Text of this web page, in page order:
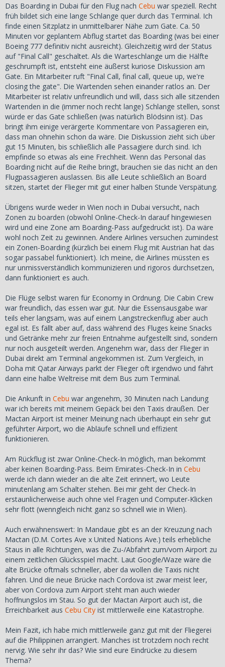
Das Boarding in Dubai für den Flug nach Cebu war speziell. Recht
früh bildet sich eine lange Schlange quer durch das Terminal. Ich
finde einen Sitzplatz in unmittelbarer Nähe zum Gate. Ca. 50
Minuten vor geplantem Abflug startet das Boarding (was bei einer
Boeing 777 definitiv nicht ausreicht). Gleichzeitig wird der Status
auf "Final Call" geschaltet. Als die Warteschlange um die Hälfte
geschrumpft ist, entsteht eine äußerst kuriose Diskussion am
Gate. Ein Mitarbeiter ruft "Final Call, final call, queue up, we're
closing the gate". Die Wartenden sehen einander ratlos an. Der
Mitarbeiter ist relativ unfreundlich und will, dass sich alle sitzenden
Wartenden in die (immer noch recht lange) Schlange stellen, sonst
würde er das Gate schließen (was natürlich Blödsinn ist). Das
bringt ihm einige verärgerte Kommentare von Passagieren ein,
dass man ohnehin schon da wäre. Die Diskussion zieht sich über
gut 15 Minuten, bis schließlich alle Passagiere durch sind. Ich
empfinde so etwas als eine Frechheit. Wenn das Personal das
Boarding nicht auf die Reihe bringt, brauchen sie das nicht an den
Flugpassagieren auslassen. Bis alle Leute schließlich an Board
sitzen, startet der Flieger mit gut einer halben Stunde Verspätung.
Übrigens wurde weder in Wien noch in Dubai versucht, nach
Zonen zu boarden (obwohl Online-Check-In darauf hingewiesen
wird und eine Zone am Boarding-Pass aufgedruckt ist). Da wäre
wohl noch Zeit zu gewinnen. Andere Airlines versuchen zumindest
ein Zonen-Boarding (kürzlich bei einem Flug mit Austrian hat das
sogar passabel funktioniert). Ich meine, die Airlines müssten es
nur unmissverständlich kommunizieren und rigoros durchsetzen,
dann funktioniert es auch.
Die Flüge selbst waren für Economy in Ordnung. Die Cabin Crew
war freundlich, das essen war gut. Nur die Essensausgabe war
teils eher langsam, was auf einem Langstreckenflug aber auch
egal ist. Es fällt aber auf, dass während des Fluges keine Snacks
und Getränke mehr zur freien Entnahme aufgestellt sind, sondern
nur noch ausgeteilt werden. Angenehm war, dass der Flieger in
Dubai direkt am Terminal angekommen ist. Zum Vergleich, in
Doha mit Qatar Airways parkt der Flieger oft irgendwo und fährt
dann eine halbe Weltreise mit dem Bus zum Terminal.
Die Ankunft in Cebu war angenehm, 30 Minuten nach Landung
war ich bereits mit meinem Gepäck bei den Taxis draußen. Der
Mactan Airport ist meiner Meinung nach überhaupt ein sehr gut
geführter Airport, wo die Abläufe schnell und effizient
funktionieren.
Am Rückflug ist zwar Online-Check-In möglich, man bekommt
aber keinen Boarding-Pass. Beim Emirates-Check-In in Cebu
werde ich dann wieder an die alte Zeit erinnert, wo Leute
minutenlang am Schalter stehen. Bei mir geht der Check-In
erstaunlicherweise auch ohne viel Fragen und Computer-Klicken
sehr flott (wenngleich nicht ganz so schnell wie in Wien).
Auch erwähnenswert: In Mandaue gibt es an der Kreuzung nach
Mactan (D.M. Cortes Ave x United Nations Ave.) teils erhebliche
Staus in alle Richtungen, was die Zu-/Abfahrt zum/vom Airport zu
einem zeitlichen Glücksspiel macht. Laut Google/Waze wäre die
alte Brücke oftmals schneller, aber da wollen die Taxis nicht
fahren. Und die neue Brücke nach Cordova ist zwar meist leer,
aber von Cordova zum Airport steht man auch wieder
hoffnungslos im Stau. So gut der Mactan Airport auch ist, die
Erreichbarkeit aus Cebu City ist mittlerweile eine Katastrophe.
Mein Fazit, ich habe mich mittlerweile ganz gut mit der Fliegerei
auf die Philippinen arrangiert. Manches ist trotzdem noch recht
nervig. Wie sehr ihr das? Wie sind eure Eindrücke zu diesem
Thema?